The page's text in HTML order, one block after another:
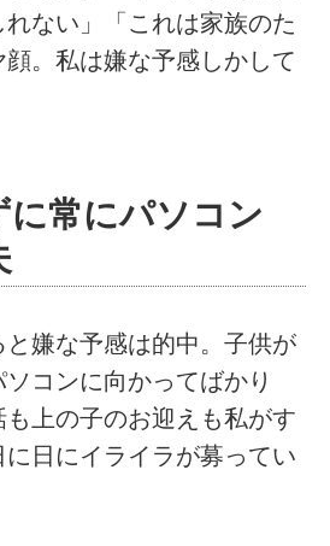
ない」「これは家族のた
。私は嫌な予感しかして
に常にパソコン
嫌な予感は的中。子供が
コンに向かってばかり
上の子のお迎えも私がす
日にイライラが募ってい